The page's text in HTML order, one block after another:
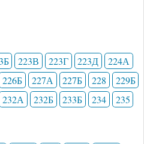
223В 223Г 223Д
224А
226Б 227А 227Б 228
229Б
232А 232Б 233Б 234 235